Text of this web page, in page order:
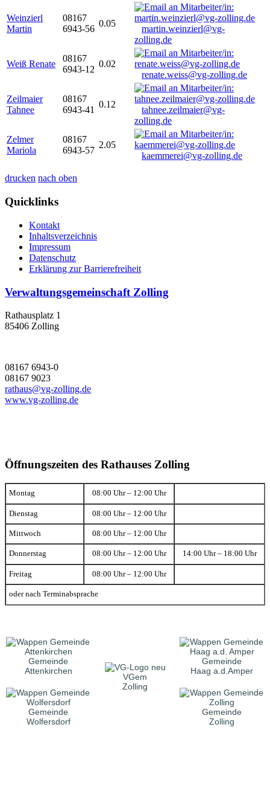
Weinzierl
Martin
08167
6943-56
0.05
martin.weinzierl@vg-
zolling.de
Weiß Renate
08167
6943-12
0.02
renate.weiss@vg-zolling.de
Zeilmaier
Tahnee
08167
6943-41
0.12
tahnee.zeilmaier@vg-
zolling.de
Zelmer
Mariola
08167
6943-57
2.05
kaemmerei@vg-zolling.de
drucken nach oben
Quicklinks
Kontakt
Inhaltsverzeichnis
Impressum
Datenschutz
Erklärung zur Barrierefreiheit
Verwaltungsgemeinschaft Zolling
Rathausplatz 1
85406 Zolling
08167 6943-0
08167 9023
rathaus@vg-zolling.de
www.vg-zolling.de
Öffnungszeiten des Rathauses Zolling
Montag 08:00 Uhr – 12:00 Uhr
Dienstag 08:00 Uhr – 12:00 Uhr
Mittwoch 08:00 Uhr – 12:00 Uhr
Donnerstag 08:00 Uhr – 12:00 Uhr 14:00 Uhr – 18:00 Uhr
Freitag 08:00 Uhr – 12:00 Uhr
oder nach Terminabsprache
Gemeinde
Attenkirchen
VGem
Zolling
Gemeinde
Haag a.d.Amper
Gemeinde
Wolfersdorf
Gemeinde
Zolling